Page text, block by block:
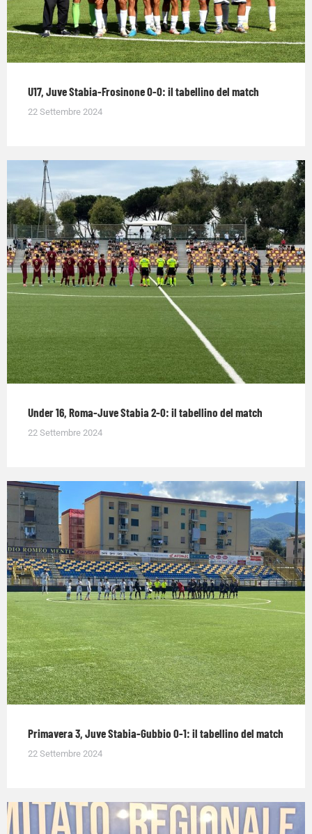
U17, Juve Stabia-Frosinone 0-0: il tabellino del match
22 Settembre 2024
Under 16, Roma-Juve Stabia 2-0: il tabellino del match
22 Settembre 2024
Primavera 3, Juve Stabia-Gubbio 0-1: il tabellino del match
22 Settembre 2024